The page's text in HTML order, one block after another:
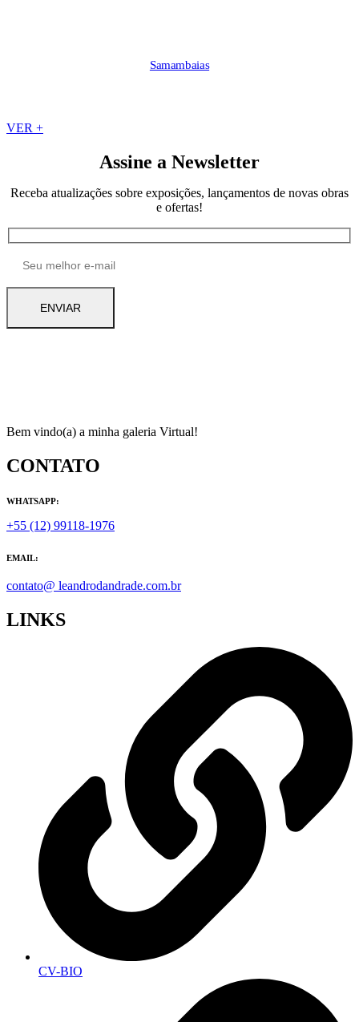
Samambaias
VER +
Assine a Newsletter
Receba atualizações sobre exposições, lançamentos de novas obras
e ofertas!
Bem vindo(a) a minha galeria Virtual!
CONTATO
WHATSAPP:
+55 (12) 99118-1976
EMAIL:
contato@ leandrodandrade.com.br
LINKS
CV-BIO